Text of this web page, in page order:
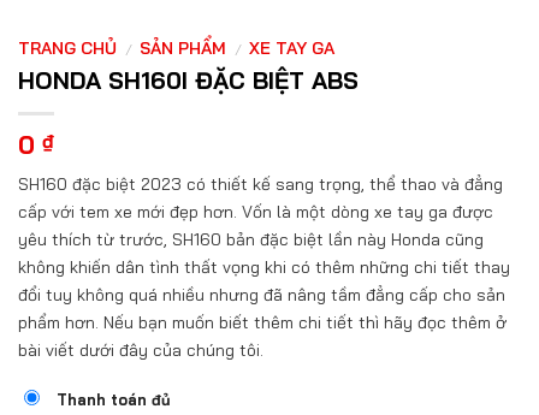
TRANG CHỦ / SẢN PHẨM / XE TAY GA
HONDA SH160I ĐẶC BIỆT ABS
0 ₫
SH160 đặc biệt 2023 có thiết kế sang trọng, thể thao và đẳng
cấp với tem xe mới đẹp hơn. Vốn là một dòng xe tay ga được
yêu thích từ trước, SH160 bản đặc biệt lần này Honda cũng
không khiến dân tình thất vọng khi có thêm những chi tiết thay
đổi tuy không quá nhiều nhưng đã nâng tầm đẳng cấp cho sản
phẩm hơn. Nếu bạn muốn biết thêm chi tiết thì hãy đọc thêm ở
bài viết dưới đây của chúng tôi.
Thanh toán đủ